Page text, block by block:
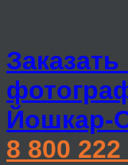
Йошкар-
8 800 222